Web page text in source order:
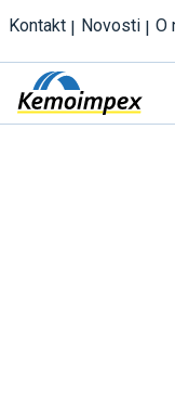
Kontakt Novosti O